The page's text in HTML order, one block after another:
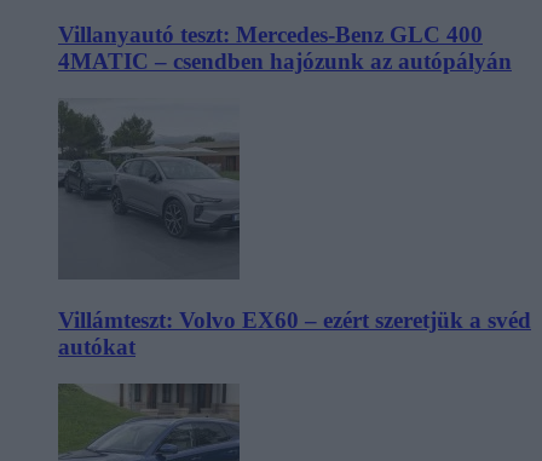
Villanyautó teszt: Mercedes-Benz GLC 400
4MATIC – csendben hajózunk az autópályán
Villámteszt: Volvo EX60 – ezért szeretjük a svéd
autókat